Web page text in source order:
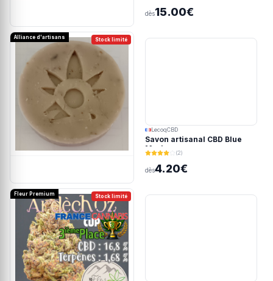
dès15.00€
Stock limité
Alliance d'artisans
LecoqCBD
Savon artisanal CBD Blue
Meringue
(2)
dès4.20€
Stock limité
Fleur Premium